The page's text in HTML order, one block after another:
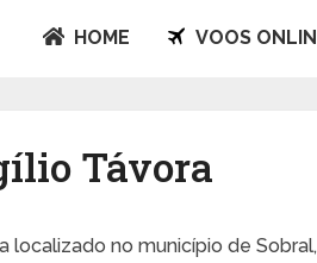
HOME VOOS
Távora
localizado no município de Sobral,